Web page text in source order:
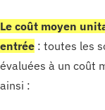
Le coût moyen
entrée: toutes les
évaluées à un coût
ainsi :